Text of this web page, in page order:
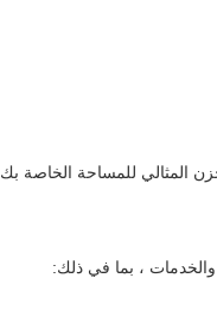
المثالي للمساحة الخاصة بك.